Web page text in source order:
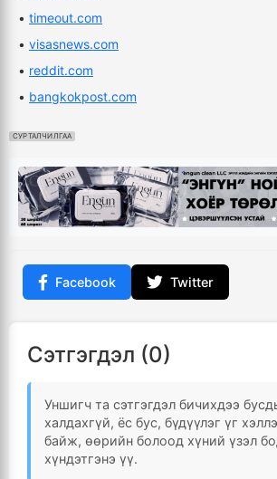
• timeout.com
• visasnews.com
• reddit.com
• bangkokpost.com
СУРТАЛЧИЛГАА
Facebook Twitter
Сэтгэгдэл (0)
Уншигч та сэтгэгдэл бичихдээ
халдахгүй, ёс бус, бүдүүлэг үг
байж, өөрийн болоод хүний үзэл
хүндэтгэнэ үү.